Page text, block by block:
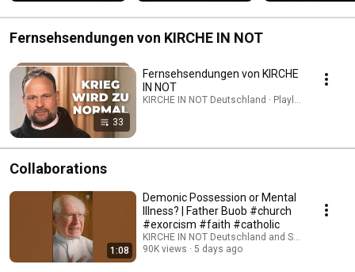
Fernsehsendungen von KIRCHE IN NOT
33
Fernsehsendungen von KIRCHE
IN NOT
KIRCHE IN NOT Deutschland · Playlist
Collaborations
1:08
Demonic Possession or Mental
Illness? | Father Buob #church
#exorcism #faith #catholic
KIRCHE IN NOT Deutschland and St. Ulrich
90K views
5 days ago